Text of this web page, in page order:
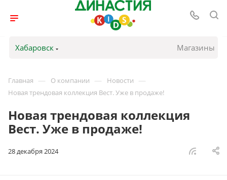
Хабаровск Магазины
Главная — О компании — Новости —
Новая трендовая коллекция Вест. Уже в продаже!
Новая трендовая коллекция
Вест. Уже в продаже!
28 декабря 2024